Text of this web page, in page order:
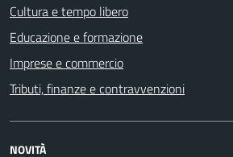
Cultura e tempo libero
Educazione e formazione
Imprese e commercio
Tributi, finanze e contravvenzioni
NOVITÀ